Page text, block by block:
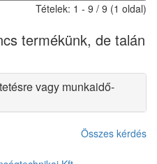
Tételek: 1 - 9 / 9 (1 oldal)
termékünk, de talán
vagy munkaidő-
Összes kérdés